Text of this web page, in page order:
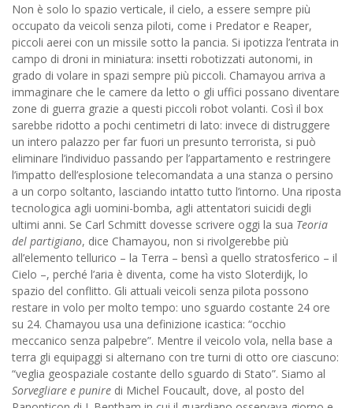
Non è solo lo spazio verticale, il cielo, a essere sempre più
occupato da veicoli senza piloti, come i Predator e Reaper,
piccoli aerei con un missile sotto la pancia. Si ipotizza l’entrata in
campo di droni in miniatura: insetti robotizzati autonomi, in
grado di volare in spazi sempre più piccoli. Chamayou arriva a
immaginare che le camere da letto o gli uffici possano diventare
zone di guerra grazie a questi piccoli robot volanti. Così il box
sarebbe ridotto a pochi centimetri di lato: invece di distruggere
un intero palazzo per far fuori un presunto terrorista, si può
eliminare l’individuo passando per l’appartamento e restringere
l’impatto dell’esplosione telecomandata a una stanza o persino
a un corpo soltanto, lasciando intatto tutto l’intorno. Una riposta
tecnologica agli uomini-bomba, agli attentatori suicidi degli
ultimi anni. Se Carl Schmitt dovesse scrivere oggi la sua Teoria
del partigiano, dice Chamayou, non si rivolgerebbe più
all’elemento tellurico – la Terra – bensì a quello stratosferico – il
Cielo –, perché l’aria è diventa, come ha visto Sloterdijk, lo
spazio del conflitto. Gli attuali veicoli senza pilota possono
restare in volo per molto tempo: uno sguardo costante 24 ore
su 24. Chamayou usa una definizione icastica: “occhio
meccanico senza palpebre”. Mentre il veicolo vola, nella base a
terra gli equipaggi si alternano con tre turni di otto ore ciascuno:
“veglia geospaziale costante dello sguardo di Stato”. Siamo al
Sorvegliare e punire di Michel Foucault, dove, al posto del